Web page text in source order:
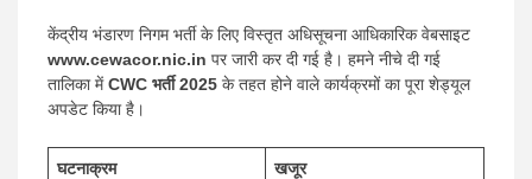
केंद्रीय भंडारण निगम भर्ती के लिए विस्तृत अधिसूचना आधिकारिक वेबसाइट
www.cewacor.nic.in पर जारी कर दी गई है। हमने नीचे दी गई
तालिका मेंCWC भर्ती 2025 के तहत होने वाले कार्यक्रमों का पूरा शेड्यूल
अपडेट किया है।
घटनाक्रम खजूर